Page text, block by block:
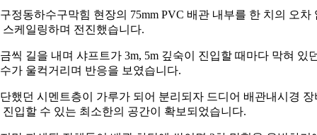
정동하수구막힘 현장의 75mm PVC 배관 내부를 한 치의 오차
스케일링하며 전진했습니다.
씩 길을 내며 샤프트가 3m, 5m 깊숙이 진입할 때마다 막혀 있
가 울컥거리며 반응을 보였습니다.
했던 시멘트층이 가루가 되어 분리되자 드디어 배관내시경 장
진입할 수 있는 최소한의 공간이 확보되었습니다.